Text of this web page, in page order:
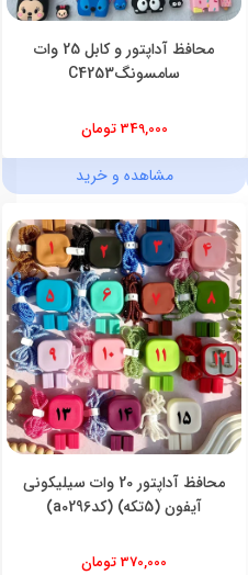
محافظ آداپتور و کابل 25 وات
سامسونگC4253
349,000 تومان
مشاهده و خرید
محافظ آداپتور 20 وات سیلیکونی
آیفون (5تکه) (کدa0296)
370,000 تومان